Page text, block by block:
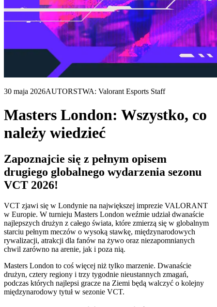
30 maja 2026AUTORSTWA: Valorant Esports Staff
Masters London: Wszystko, co
należy wiedzieć
Zapoznajcie się z pełnym opisem
drugiego globalnego wydarzenia sezonu
VCT 2026!
VCT zjawi się w Londynie na największej imprezie VALORANT
w Europie. W turnieju Masters London weźmie udział dwanaście
najlepszych drużyn z całego świata, które zmierzą się w globalnym
starciu pełnym meczów o wysoką stawkę, międzynarodowych
rywalizacji, atrakcji dla fanów na żywo oraz niezapomnianych
chwil zarówno na arenie, jak i poza nią.
Masters London to coś więcej niż tylko marzenie. Dwanaście
drużyn, cztery regiony i trzy tygodnie nieustannych zmagań,
podczas których najlepsi gracze na Ziemi będą walczyć o kolejny
międzynarodowy tytuł w sezonie VCT.